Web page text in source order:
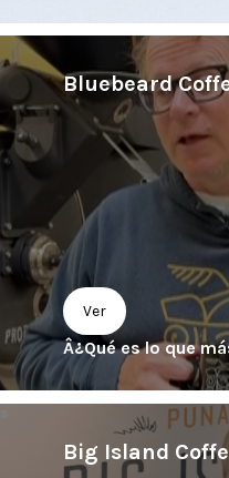
Bluebeard
Ver
Â¿Qué es lo que
Big Island